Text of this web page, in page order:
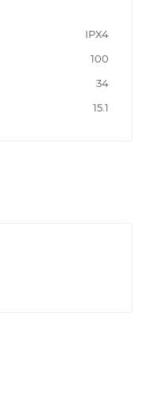
IPX4
100
34
15.1